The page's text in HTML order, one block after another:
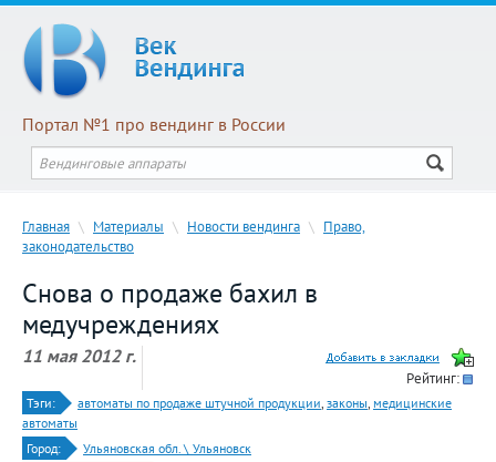
Портал №1 про вендинг в России
Главная \ Материалы \ Новости вендинга \ Право,
законодательство
Снова о продаже бахил в
медучреждениях
11 мая 2012 г.
Рейтинг:
Тэги: автоматы по продаже штучной продукции, законы, медицинские
автоматы
Город:
Ульяновская обл. \ Ульяновск